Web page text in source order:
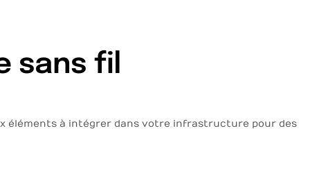
sans fil
éléments à intégrer dans votre infrastructure pour des